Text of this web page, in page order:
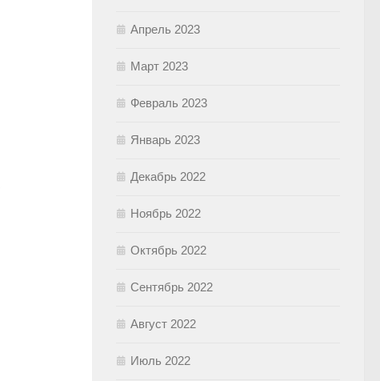
Апрель 2023
Март 2023
Февраль 2023
Январь 2023
Декабрь 2022
Ноябрь 2022
Октябрь 2022
Сентябрь 2022
Август 2022
Июль 2022